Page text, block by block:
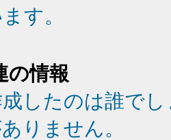
す。
の情報
したのは誰で
りません。